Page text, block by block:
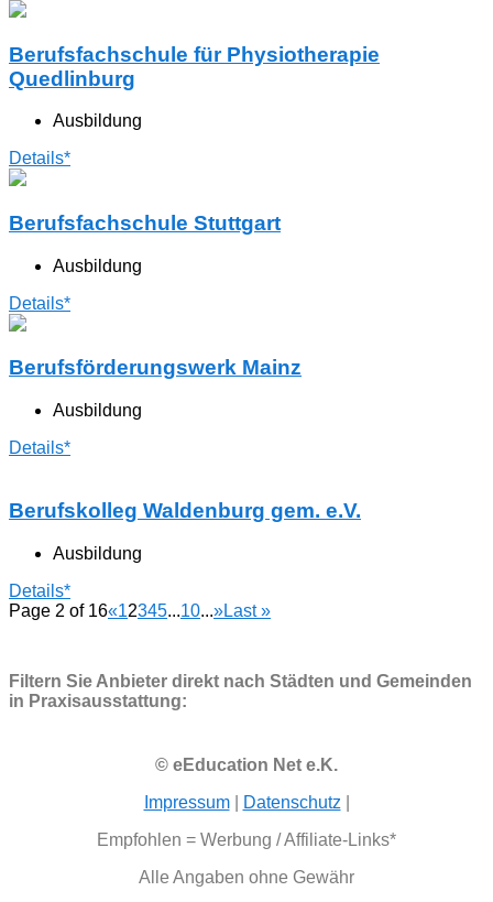
Berufsfachschule für Physiotherapie
Quedlinburg
Ausbildung
Details*
Berufsfachschule Stuttgart
Ausbildung
Details*
Berufsförderungswerk Mainz
Ausbildung
Details*
Berufskolleg Waldenburg gem. e.V.
Ausbildung
Details*
Page 2 of 16«12345...10...»Last »
Filtern Sie Anbieter direkt nach Städten und Gemeinden
in Praxisausstattung:
© eEducation Net e.K.
Impressum| Datenschutz
Empfohlen = Werbung / Affiliate-Links*
Alle Angaben ohne Gewähr